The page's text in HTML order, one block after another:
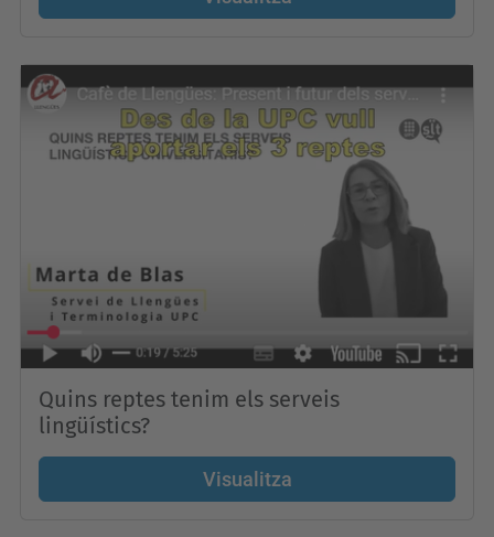
Quins reptes tenim els serveis
lingüístics?
Visualitza